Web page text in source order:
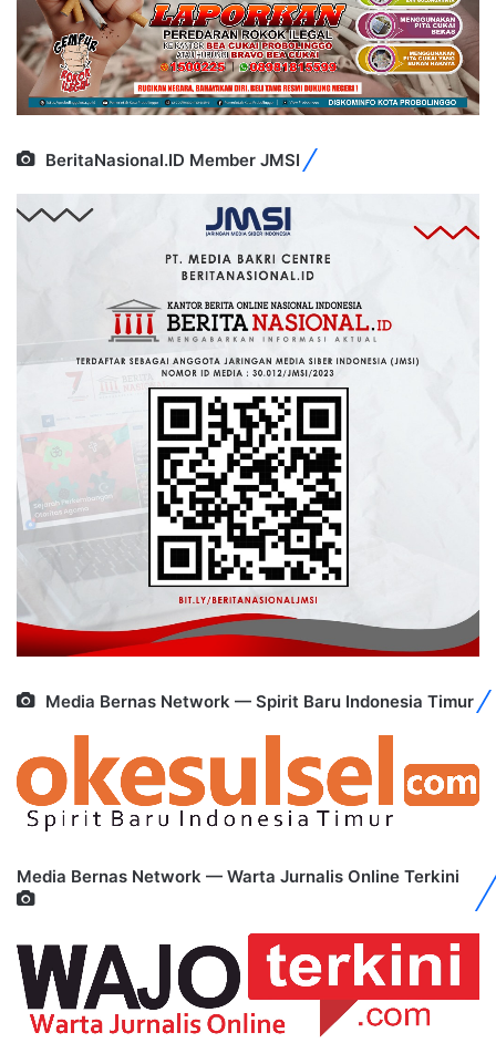
BeritaNasional.ID Member JMSI
Media Bernas Network — Spirit Baru Indonesia Timur
Media Bernas Network — Warta Jurnalis Online Terkini